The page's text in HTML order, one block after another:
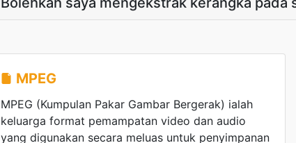
MPEG
MPEG (Kumpulan Pakar Gambar Bergerak) ialah
keluarga format pemampatan video dan audio
yang digunakan secara meluas untuk penyimpanan